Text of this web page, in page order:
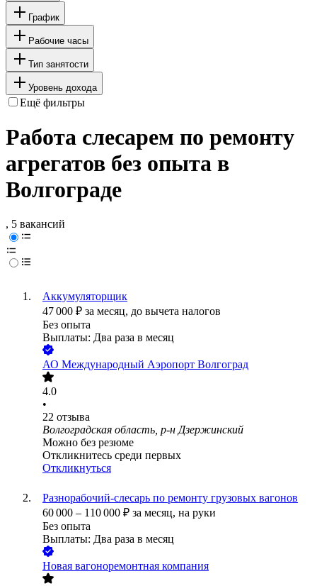
График
Рабочие часы
Тип занятости
Уровень дохода
Ещё фильтры
Работа слесарем по ремонту
агрегатов без опыта в
Волгограде
, 5 вакансий
Аккумуляторщик
47 000 ₽ за месяц, до вычета налогов
Без опыта
Выплаты: Два раза в месяц
АО Международный Аэропорт Волгоград
4.0
•
22 отзыва
Волгоградская область, р-н Дзержинский
Можно без резюме
Откликнитесь среди первых
Откликнуться
Разнорабочий-слесарь по ремонту грузовых вагонов
60 000 – 110 000 ₽ за месяц, на руки
Без опыта
Выплаты: Два раза в месяц
Новая вагоноремонтная компания